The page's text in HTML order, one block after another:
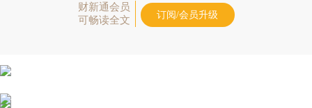
财新通会员
可畅读全文
订阅/会员升级